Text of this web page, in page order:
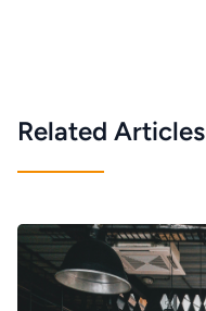
Related Articles